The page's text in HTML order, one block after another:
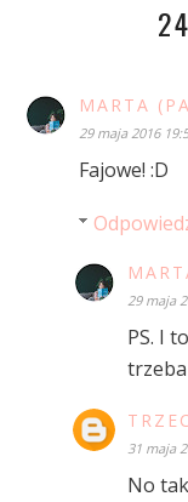
MARTA
29 maja 2016
Fajowe! :D
29 maja
PS. I
31 maja
No